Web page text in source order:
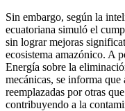
Sin embargo, según la
ecuatoriana simuló el
sin lograr mejoras
ecosistema amazónico. A
Energía sobre la
mecánicas, se informa que
reemplazadas por otras
contribuyendo a la